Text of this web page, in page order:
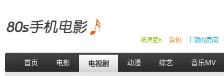
上锁的房间
诛仙
纸牌屋6
首页 电影 电视剧 动漫 综艺 音乐MV